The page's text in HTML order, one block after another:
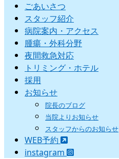
ごあいさつ
スタッフ紹介
病院案内・アクセス
腫瘍・外科分野
夜間救急対応
トリミング・ホテル
採用
お知らせ
院長のブログ
当院よりお知らせ
スタッフからのお知らせ
WEB予約
instagram